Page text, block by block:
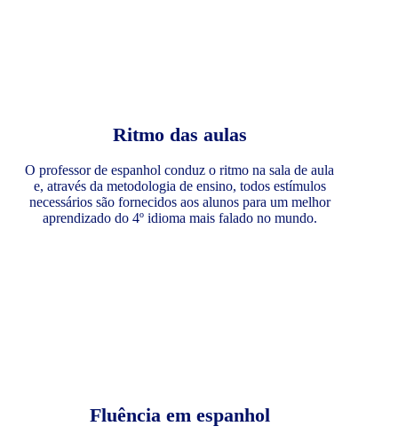
Ritmo das aulas
O professor de espanhol conduz o ritmo na sala de aula
e, através da metodologia de ensino, todos estímulos
necessários são fornecidos aos alunos para um melhor
aprendizado do 4º idioma mais falado no mundo.
Fluência em espanhol